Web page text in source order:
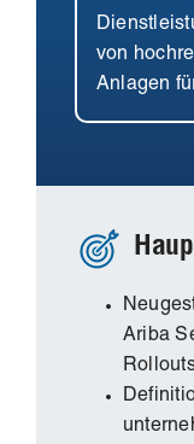
von
Anlagen
Ariba